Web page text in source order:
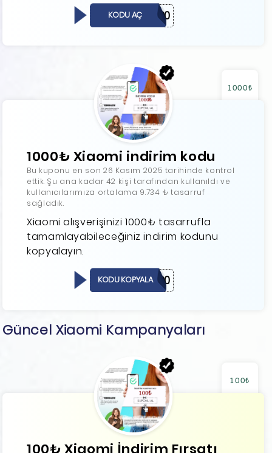
Hello400
KODU AÇ
1000₺
1000₺ Xiaomi indirim kodu
Bu kuponu en son 26 Kasım 2025 tarihinde kontrol
ettik. Şu ana kadar 42 kişi tarafından kullanıldı ve
kullanıcılarımıza ortalama 9.734 ₺ tasarruf
sağladık.
Xiaomi alışverişinizi 1000₺ tasarrufla
tamamlayabileceğiniz indirim kodunu
kopyalayın.
Hello100
KODU KOPYALA
Güncel Xiaomi Kampanyaları
100₺